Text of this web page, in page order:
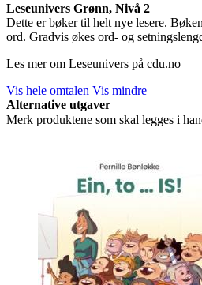
Leseunivers Grønn, Nivå 2
Dette er bøker til helt nye lesere.
ord. Gradvis økes ord- og
Les mer om Leseunivers på cdu.no
Vis hele omtalen Vis mindre
Alternative utgaver
Merk produktene som skal legges i